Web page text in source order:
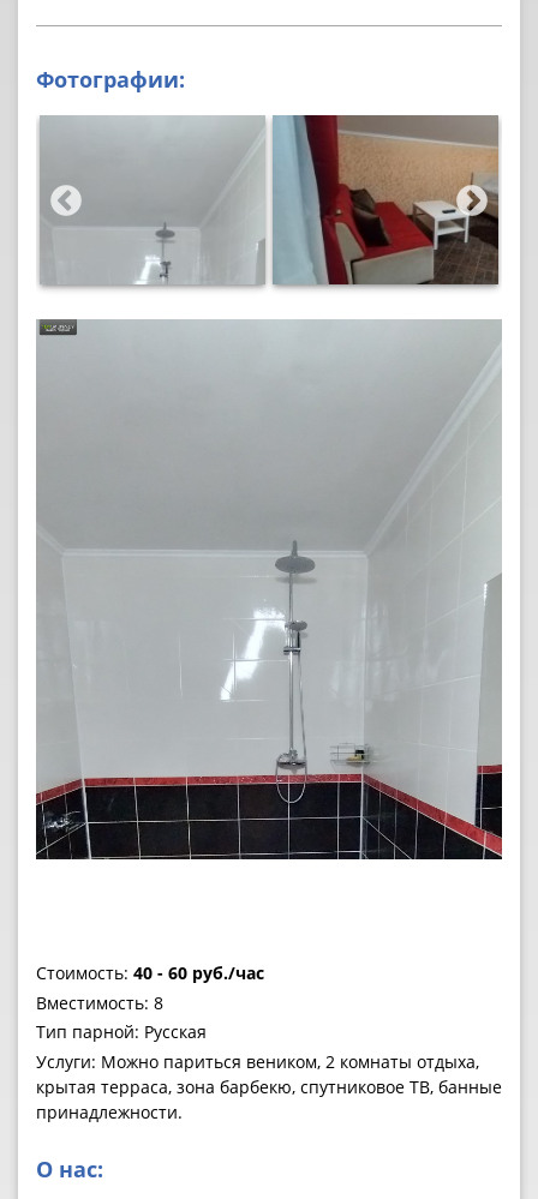
Фотографии:
Стоимость: 40 - 60 руб./час
Вместимость: 8
Тип парной: Русская
Услуги: Можно париться веником, 2 комнаты отдыха,
крытая терраса, зона барбекю, спутниковое ТВ, банные
принадлежности.
О нас: